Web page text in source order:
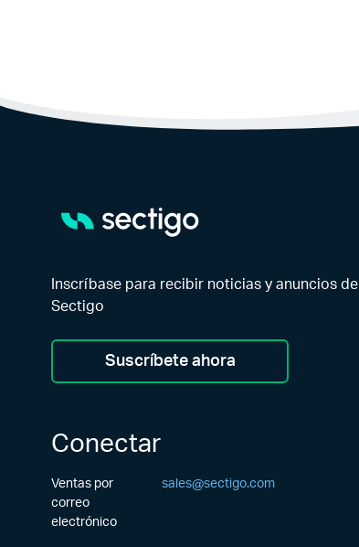
Inscríbase para recibir noticias y anuncios de
Sectigo
Suscríbete ahora
Conectar
Ventas por
correo
electrónico
sales@sectigo.com